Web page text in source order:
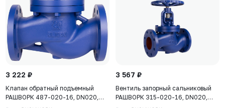
3 222 ₽
Клапан обратный подъемный
РАШВОРК 487-020-16, DN020,
PN16, корпус - GJL-250 (GG25),
3 567 ₽
Вентиль запорный сальниковый
РАШВОРК 315-020-16, DN020,
PN16, корпус - GJL-250 (GG25),